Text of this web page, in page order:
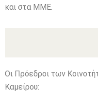
και στα ΜΜΕ.
Οι Πρόεδροι των
Καμείρου: